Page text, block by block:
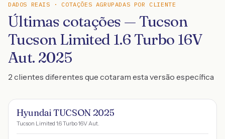
DADOS REAIS · COTAÇÕES AGRUPADAS POR CLIENTE
Últimas cotações — Tucson
Tucson Limited 1.6 Turbo 16V
Aut. 2025
2 clientes diferentes que cotaram esta versão específica
Hyundai TUCSON 2025
Tucson Limited 1.6 Turbo 16V Aut.